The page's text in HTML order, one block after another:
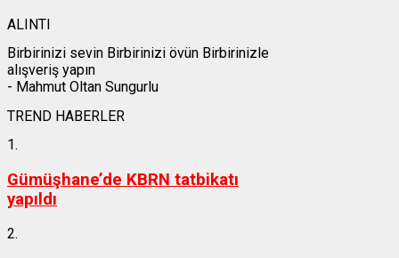
ALINTI
Birbirinizi sevin Birbirinizi övün Birbirinizle
alışveriş yapın
- Mahmut Oltan Sungurlu
TREND HABERLER
1.
Gümüşhane’de KBRN tatbikatı
yapıldı
2.